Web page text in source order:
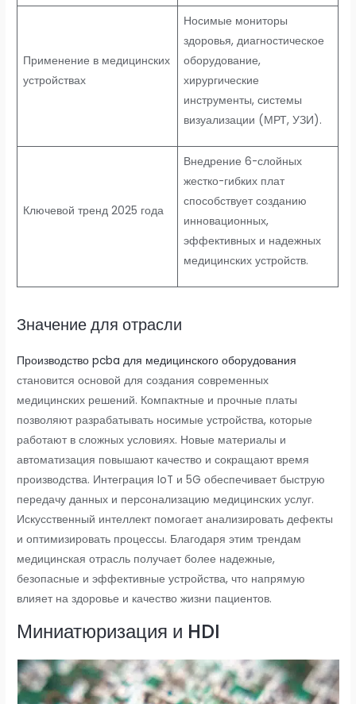
Применение в медицинских
устройствах
Носимые мониторы
здоровья, диагностическое
оборудование,
хирургические
инструменты, системы
визуализации (МРТ, УЗИ).
Ключевой тренд 2025 года
Внедрение 6-слойных
жестко-гибких плат
способствует созданию
инновационных,
эффективных и надежных
медицинских устройств.
Значение для отрасли
Производство pcba для медицинского оборудования
становится основой для создания современных
медицинских решений. Компактные и прочные платы
позволяют разрабатывать носимые устройства, которые
работают в сложных условиях. Новые материалы и
автоматизация повышают качество и сокращают время
производства. Интеграция IoT и 5G обеспечивает быструю
передачу данных и персонализацию медицинских услуг.
Искусственный интеллект помогает анализировать дефекты
и оптимизировать процессы. Благодаря этим трендам
медицинская отрасль получает более надежные,
безопасные и эффективные устройства, что напрямую
влияет на здоровье и качество жизни пациентов.
Миниатюризация и HDI